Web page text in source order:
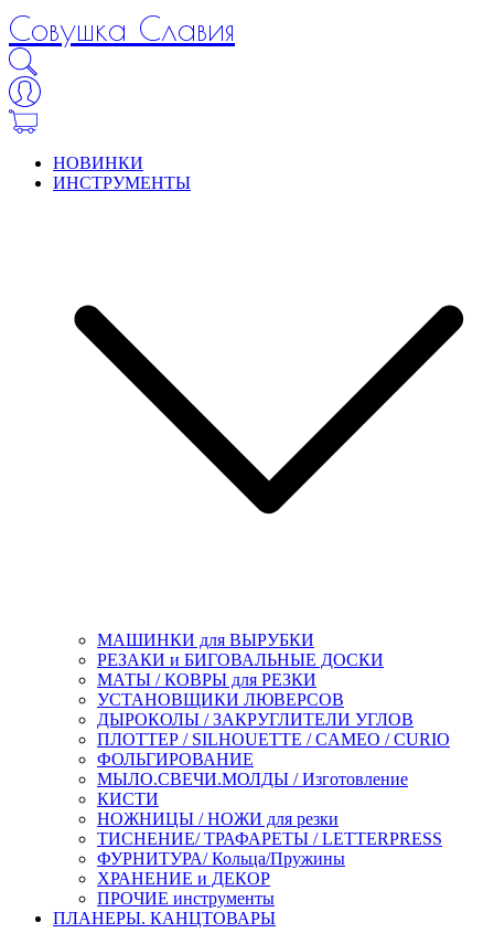
Совушка Славия
НОВИНКИ
ИНСТРУМЕНТЫ
МАШИНКИ для ВЫРУБКИ
РЕЗАКИ и БИГОВАЛЬНЫЕ ДОСКИ
МАТЫ / КОВРЫ для РЕЗКИ
УСТАНОВЩИКИ ЛЮВЕРСОВ
ДЫРОКОЛЫ / ЗАКРУГЛИТЕЛИ УГЛОВ
ПЛОТТЕР / SILHOUETTE / CAMEO / CURIO
ФОЛЬГИРОВАНИЕ
МЫЛО.СВЕЧИ.МОЛДЫ / Изготовление
КИСТИ
НОЖНИЦЫ / НОЖИ для резки
ТИСНЕНИЕ/ ТРАФАРЕТЫ / LETTERPRESS
ФУРНИТУРА/ Кольца/Пружины
ХРАНЕНИЕ и ДЕКОР
ПРОЧИЕ инструменты
ПЛАНЕРЫ. КАНЦТОВАРЫ